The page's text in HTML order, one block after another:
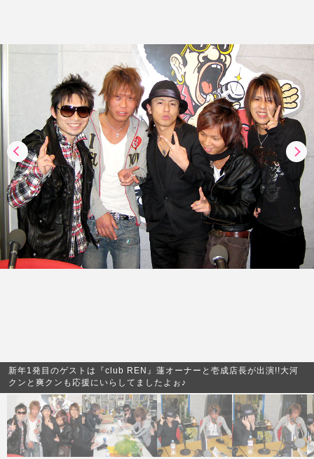
新年1発目のゲストは『club REN』蓮オーナーと壱成店長が出演!!大河
クンと爽クンも応援にいらしてましたよぉ♪